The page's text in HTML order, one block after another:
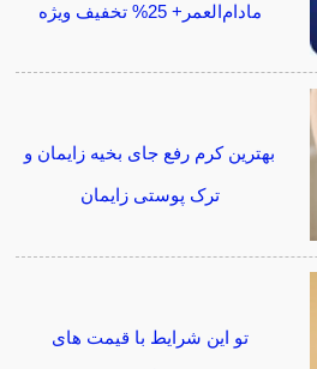
مادام‌العمر+ 25% تخفیف ویژه
بهترین کرم رفع جای بخیه زایمان و
ترک پوستی زایمان
تو این شرایط با قیمت های